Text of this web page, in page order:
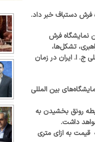
نمایشگاه فرش
تشکل‌ها،
ج. ا. ایران در زمان
بین المللی
رونق بخشیدن به
داشت.
تقلیل یافت و خوشبختانه قیمت به ازای متری